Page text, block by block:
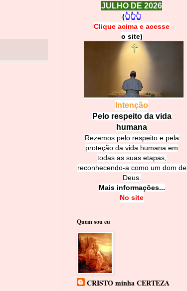
JULHO DE 2026
(👆👆👆
Clique acima e acesse
o site)
Intenção
Pelo respeito da vida
humana
Rezemos pelo respeito e pela
proteção da vida humana em
todas as suas etapas,
reconhecendo-a como um dom de
Deus.
Mais informações...
No site
Quem sou eu
CRISTO minha CERTEZA